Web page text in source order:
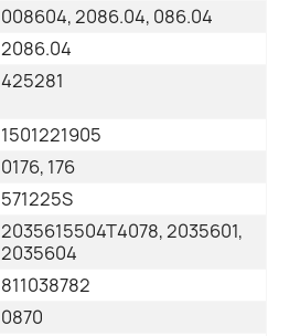
008604, 2086.04, 086.04
2086.04
425281
1501221905
0176, 176
571225S
2035615504T4078, 2035601,
2035604
811038782
0870